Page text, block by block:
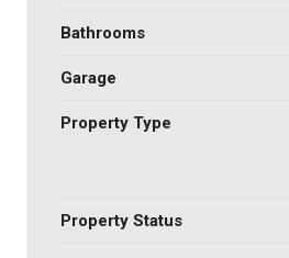
Bathrooms
Garage
Property Type
Property Status